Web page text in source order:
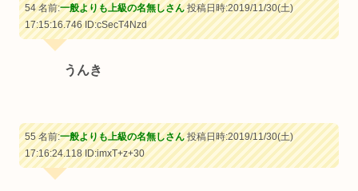
54 名前:一般よりも上級の名無しさん投稿日時:2019/11/30(土)
17:15:16.746ID:cSecT4Nzd
うんき
55 名前:一般よりも上級の名無しさん投稿日時:2019/11/30(土)
17:16:24.118ID:imxT+z+30